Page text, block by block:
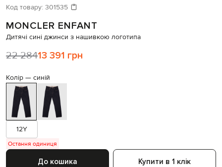
Код товару: 301535
MONCLER ENFANT
Дитячі сині джинси з нашивкою логотипа
22 28413 391 грн
Колір — синій
12Y
Остання одиниця
До кошика Купити в 1 клік